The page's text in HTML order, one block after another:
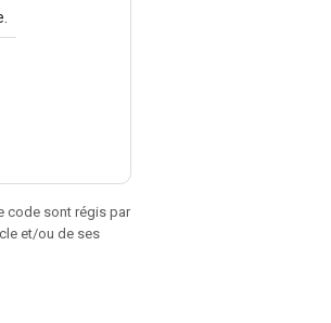
code sont régis par
et/ou de ses